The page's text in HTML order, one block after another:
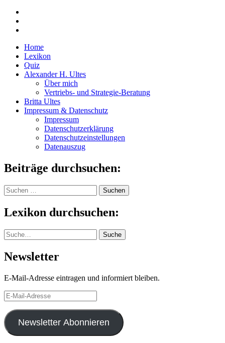
Home
Lexikon
Quiz
Alexander H. Ultes
Über mich
Vertriebs- und Strategie-Beratung
Britta Ultes
Impressum & Datenschutz
Impressum
Datenschutzerklärung
Datenschutzeinstellungen
Datenauszug
Beiträge durchsuchen:
Suchen
nach:
Lexikon durchsuchen:
Suche Suche
Newsletter
E-Mail-Adresse eintragen und informiert bleiben.
E-
Mail-
Adresse
Newsletter Abonnieren